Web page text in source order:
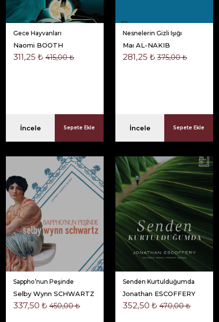
Gece Hayvanları
Naomi BOOTH
311,25 ₺ 415,00 ₺
İncele Sepete Ekle
Nesnelerin Gizli Işığı
Maı AL-NAKIB
281,25 ₺ 375,00 ₺
İncele Sepete Ekle
Sappho’nun Peşinde
Selby Wynn SCHWARTZ
337,50 ₺ 450,00 ₺
Senden Kurtulduğumda
Jonathan ESCOFFERY
352,50 ₺ 470,00 ₺